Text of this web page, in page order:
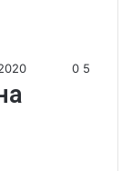
0 5